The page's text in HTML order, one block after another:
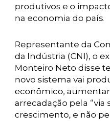
produtivos e o
na economia do país.
Representante da
da Indústria (CNI), o
Monteiro Neto disse
novo sistema vai
econômico,
arrecadação pela “via
crescimento, e não